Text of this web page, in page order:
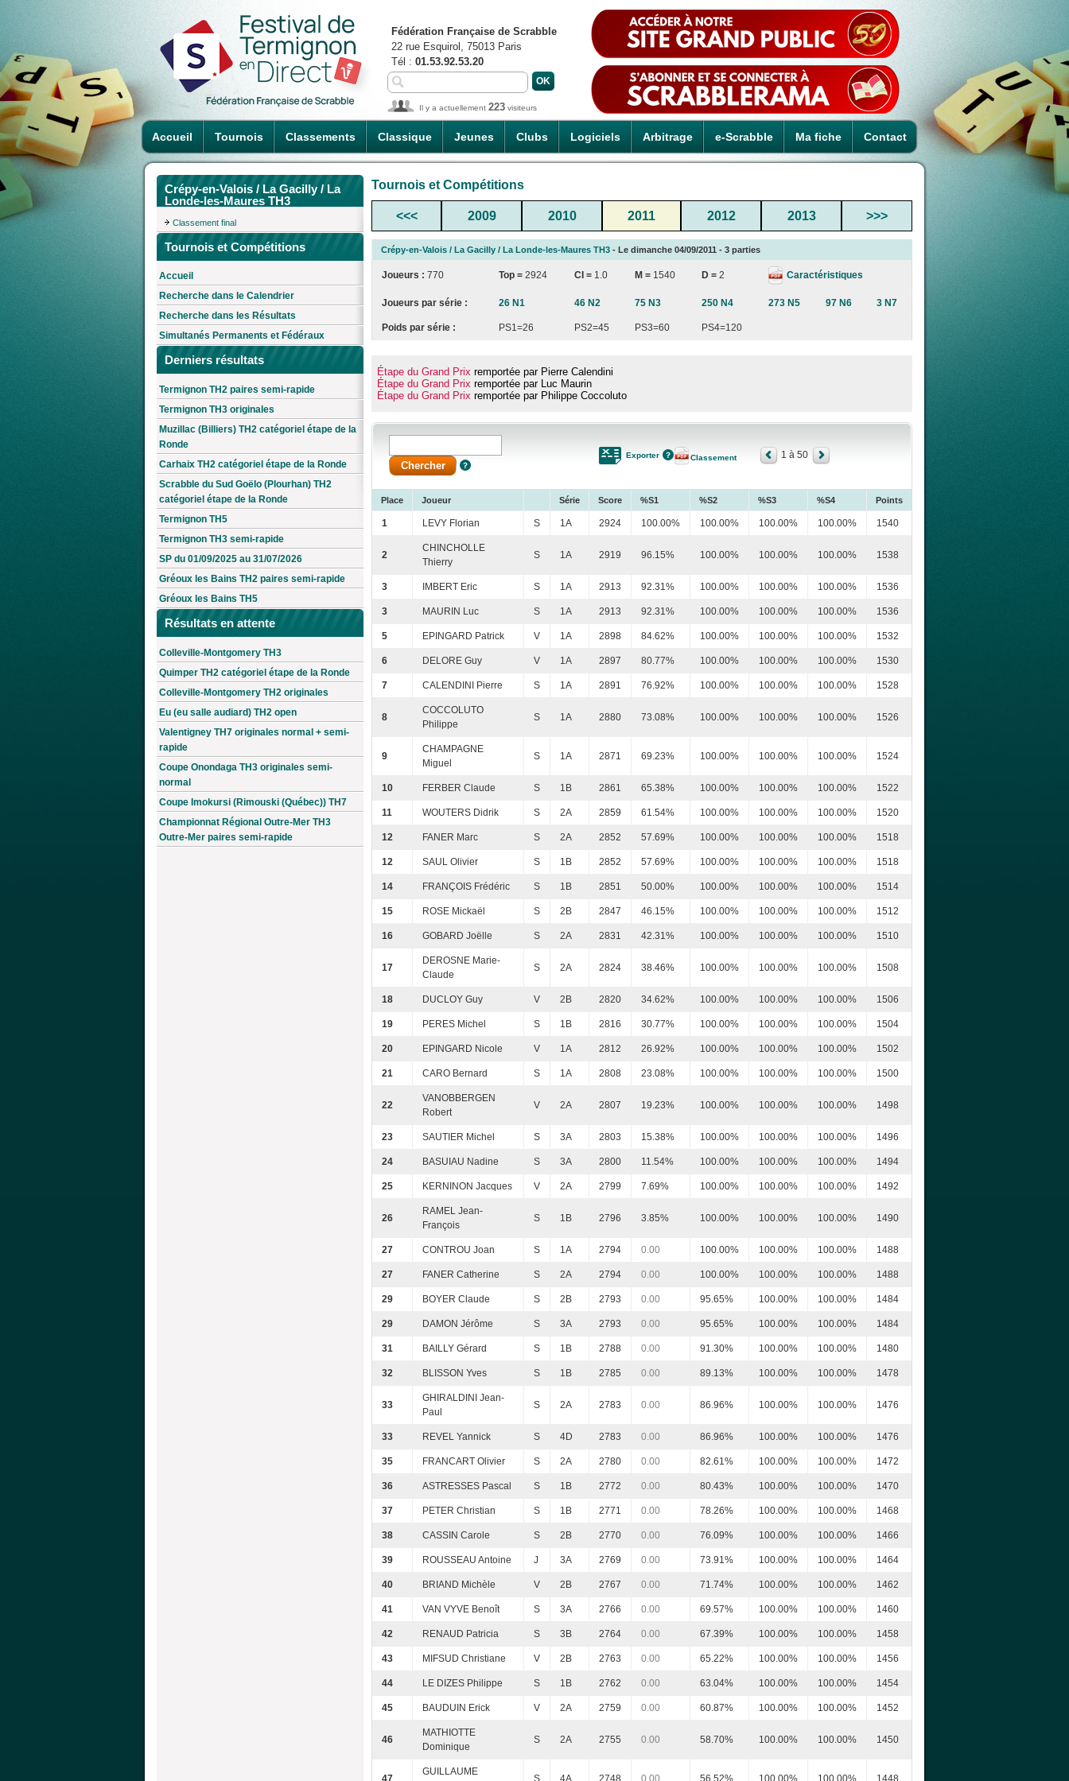
Accueil Tournois Classements Classique Jeunes Clubs Logiciels Arbitrage e-Scrabble Ma fiche Contact
Fédération Française de Scrabble
22 rue Esquirol, 75013 Paris
Tél : 01.53.92.53.20
Il y a actuellement 223 visiteurs
Crépy-en-Valois / La Gacilly / La
Londe-les-Maures TH3
Classement final
Tournois et Compétitions
Accueil
Recherche dans le Calendrier
Recherche dans les Résultats
Simultanés Permanents et Fédéraux
Derniers résultats
Termignon TH2 paires semi-rapide
Termignon TH3 originales
Muzillac (Billiers) TH2 catégoriel étape de la
Ronde
Carhaix TH2 catégoriel étape de la Ronde
Scrabble du Sud Goëlo (Plourhan) TH2
catégoriel étape de la Ronde
Termignon TH5
Termignon TH3 semi-rapide
SP du 01/09/2025 au 31/07/2026
Gréoux les Bains TH2 paires semi-rapide
Gréoux les Bains TH5
Résultats en attente
Colleville-Montgomery TH3
Quimper TH2 catégoriel étape de la Ronde
Colleville-Montgomery TH2 originales
Eu (eu salle audiard) TH2 open
Valentigney TH7 originales normal + semi-
rapide
Coupe Onondaga TH3 originales semi-
normal
Coupe Imokursi (Rimouski (Québec)) TH7
Championnat Régional Outre-Mer TH3
Outre-Mer paires semi-rapide
Tournois et Compétitions
<<< 2009 2010 2011 2012 2013 >>>
Crépy-en-Valois / La Gacilly / La Londe-les-Maures TH3 - Le dimanche 04/09/2011 - 3 parties
Joueurs : 770 Top = 2924 CI = 1.0 M = 1540 D = 2 Caractéristiques
Joueurs par série : 26 N1 46 N2 75 N3 250 N4 273 N5 97 N6 3 N7
Poids par série : PS1=26 PS2=45 PS3=60 PS4=120
Étape du Grand Prix remportée par Pierre Calendini
Étape du Grand Prix remportée par Luc Maurin
Étape du Grand Prix remportée par Philippe Coccoluto
Exporter Classement 1 à 50
Place Joueur Série Score %S1 %S2 %S3 %S4 Points
1 LEVY Florian S 1A 2924 100.00% 100.00% 100.00% 100.00% 1540
2
CHINCHOLLE
Thierry
S 1A 2919 96.15% 100.00% 100.00% 100.00% 1538
3 IMBERT Eric S 1A 2913 92.31% 100.00% 100.00% 100.00% 1536
3 MAURIN Luc S 1A 2913 92.31% 100.00% 100.00% 100.00% 1536
5 EPINGARD Patrick V 1A 2898 84.62% 100.00% 100.00% 100.00% 1532
6 DELORE Guy V 1A 2897 80.77% 100.00% 100.00% 100.00% 1530
7 CALENDINI Pierre S 1A 2891 76.92% 100.00% 100.00% 100.00% 1528
8
COCCOLUTO
Philippe
S 1A 2880 73.08% 100.00% 100.00% 100.00% 1526
9
CHAMPAGNE
Miguel
S 1A 2871 69.23% 100.00% 100.00% 100.00% 1524
10 FERBER Claude S 1B 2861 65.38% 100.00% 100.00% 100.00% 1522
11 WOUTERS Didrik S 2A 2859 61.54% 100.00% 100.00% 100.00% 1520
12 FANER Marc S 2A 2852 57.69% 100.00% 100.00% 100.00% 1518
12 SAUL Olivier S 1B 2852 57.69% 100.00% 100.00% 100.00% 1518
14 FRANÇOIS Frédéric S 1B 2851 50.00% 100.00% 100.00% 100.00% 1514
15 ROSE Mickaël S 2B 2847 46.15% 100.00% 100.00% 100.00% 1512
16 GOBARD Joëlle S 2A 2831 42.31% 100.00% 100.00% 100.00% 1510
17
DEROSNE Marie-
Claude
S 2A 2824 38.46% 100.00% 100.00% 100.00% 1508
18 DUCLOY Guy V 2B 2820 34.62% 100.00% 100.00% 100.00% 1506
19 PERES Michel S 1B 2816 30.77% 100.00% 100.00% 100.00% 1504
20 EPINGARD Nicole V 1A 2812 26.92% 100.00% 100.00% 100.00% 1502
21 CARO Bernard S 1A 2808 23.08% 100.00% 100.00% 100.00% 1500
22
VANOBBERGEN
Robert
V 2A 2807 19.23% 100.00% 100.00% 100.00% 1498
23 SAUTIER Michel S 3A 2803 15.38% 100.00% 100.00% 100.00% 1496
24 BASUIAU Nadine S 3A 2800 11.54% 100.00% 100.00% 100.00% 1494
25 KERNINON Jacques V 2A 2799 7.69% 100.00% 100.00% 100.00% 1492
26
RAMEL Jean-
François
S 1B 2796 3.85% 100.00% 100.00% 100.00% 1490
27 CONTROU Joan S 1A 2794 0.00 100.00% 100.00% 100.00% 1488
27 FANER Catherine S 2A 2794 0.00 100.00% 100.00% 100.00% 1488
29 BOYER Claude S 2B 2793 0.00 95.65% 100.00% 100.00% 1484
29 DAMON Jérôme S 3A 2793 0.00 95.65% 100.00% 100.00% 1484
31 BAILLY Gérard S 1B 2788 0.00 91.30% 100.00% 100.00% 1480
32 BLISSON Yves S 1B 2785 0.00 89.13% 100.00% 100.00% 1478
33
GHIRALDINI Jean-
Paul
S 2A 2783 0.00 86.96% 100.00% 100.00% 1476
33 REVEL Yannick S 4D 2783 0.00 86.96% 100.00% 100.00% 1476
35 FRANCART Olivier S 2A 2780 0.00 82.61% 100.00% 100.00% 1472
36 ASTRESSES Pascal S 1B 2772 0.00 80.43% 100.00% 100.00% 1470
37 PETER Christian S 1B 2771 0.00 78.26% 100.00% 100.00% 1468
38 CASSIN Carole S 2B 2770 0.00 76.09% 100.00% 100.00% 1466
39 ROUSSEAU Antoine J 3A 2769 0.00 73.91% 100.00% 100.00% 1464
40 BRIAND Michèle V 2B 2767 0.00 71.74% 100.00% 100.00% 1462
41 VAN VYVE Benoît S 3A 2766 0.00 69.57% 100.00% 100.00% 1460
42 RENAUD Patricia S 3B 2764 0.00 67.39% 100.00% 100.00% 1458
43 MIFSUD Christiane V 2B 2763 0.00 65.22% 100.00% 100.00% 1456
44 LE DIZES Philippe S 1B 2762 0.00 63.04% 100.00% 100.00% 1454
45 BAUDUIN Erick V 2A 2759 0.00 60.87% 100.00% 100.00% 1452
46
MATHIOTTE
Dominique
S 2A 2755 0.00 58.70% 100.00% 100.00% 1450
GUILLAUME